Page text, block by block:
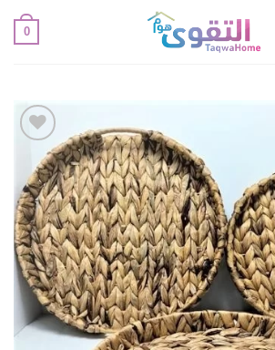
0
أضف
لقائمة
الإعجابات